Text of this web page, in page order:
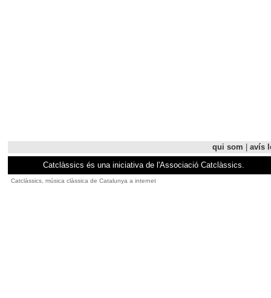
qui som
avís
Catclàssics és una iniciativa de l'Associació Catclàssics.
Catclàssics, música clàssica de Catalunya a internet